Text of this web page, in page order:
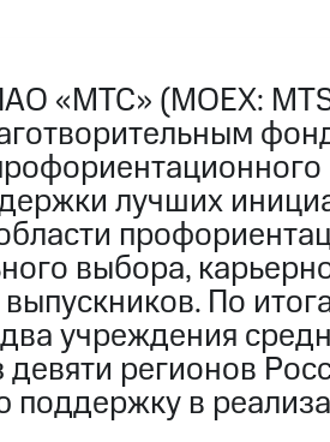
«МТС» (MOEX:
лучших
выбора,
По
учреждения
девяти регионов
поддержку в